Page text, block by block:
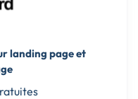
landing page et